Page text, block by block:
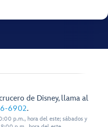
de Disney, llama al
6902.
p.m., hora del este; sábados y